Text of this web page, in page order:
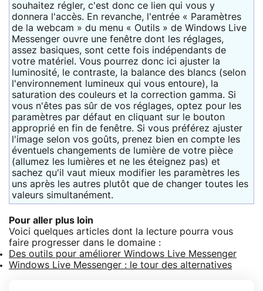
souhaitez régler, c'est donc ce lien qui vous y
donnera l'accès. En revanche, l'entrée « Paramètres
de la webcam » du menu « Outils » de Windows Live
Messenger ouvre une fenêtre dont les réglages,
assez basiques, sont cette fois indépendants de
votre matériel. Vous pourrez donc ici ajuster la
luminosité, le contraste, la balance des blancs (selon
l'environnement lumineux qui vous entoure), la
saturation des couleurs et la correction gamma. Si
vous n'êtes pas sûr de vos réglages, optez pour les
paramètres par défaut en cliquant sur le bouton
approprié en fin de fenêtre. Si vous préférez ajuster
l'image selon vos goûts, prenez bien en compte les
éventuels changements de lumière de votre pièce
(allumez les lumières et ne les éteignez pas) et
sachez qu'il vaut mieux modifier les paramètres les
uns après les autres plutôt que de changer toutes les
valeurs simultanément.
Pour aller plus loin
Voici quelques articles dont la lecture pourra vous
faire progresser dans le domaine :
Des outils pour améliorer Windows Live Messenger
Windows Live Messenger : le tour des alternatives